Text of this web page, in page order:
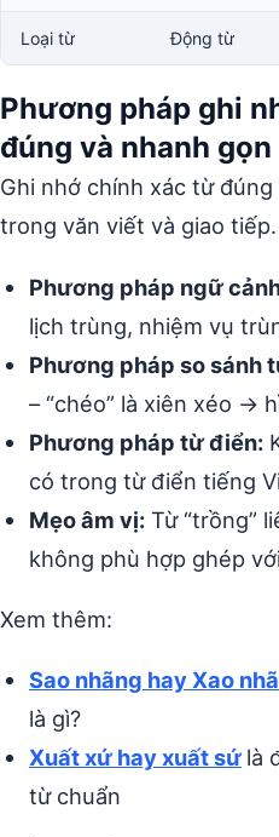
Loại từ Động từ
Phương pháp ghi
đúng và nhanh gọn
Ghi nhớ chính xác từ
trong văn viết và giao tiếp.
Phương pháp ngữ
lịch trùng, nhiệm vụ
Phương pháp so sánh
– “chéo” là xiên xéo →
Phương pháp từ điển:
có trong từ điển tiếng
Mẹo âm vị: Từ “trồng”
không phù hợp ghép với
Xem thêm:
Sao nhãng hay Xao
là gì?
Xuất xứ hay xuất sứ là
từ chuẩn